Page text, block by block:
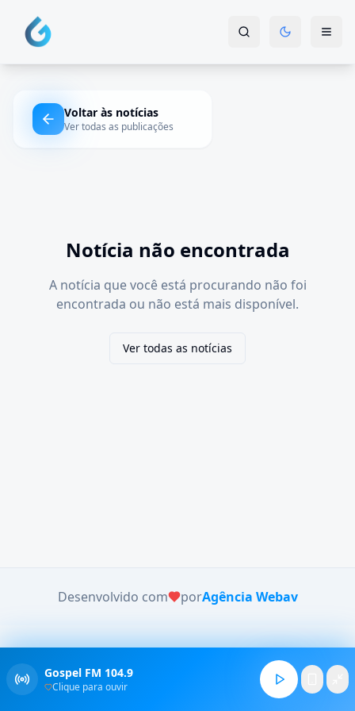
Voltar às notícias
Ver todas as publicações
Notícia não encontrada
A notícia que você está procurando não foi
encontrada ou não está mais disponível.
Ver todas as notícias
Desenvolvido com porAgência Webav
Gospel FM 104.9
Clique para ouvir